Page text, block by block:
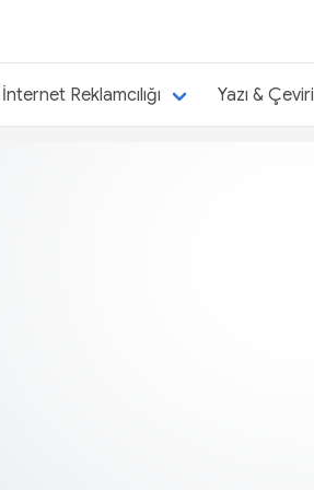
İnternet Reklamcılığı Yazı & Çeviri